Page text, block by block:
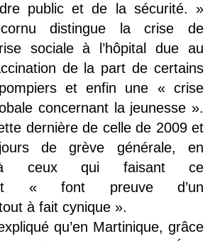
public et de la sécurité. »
distingue la crise de
sociale à l’hôpital due au
de la part de certains
et enfin une « crise
concernant la jeunesse ».
dernière de celle de 2009 et
de grève générale, en
à ceux qui faisant ce
« font preuve d’un
à fait cynique ».
qu’en Martinique, grâce